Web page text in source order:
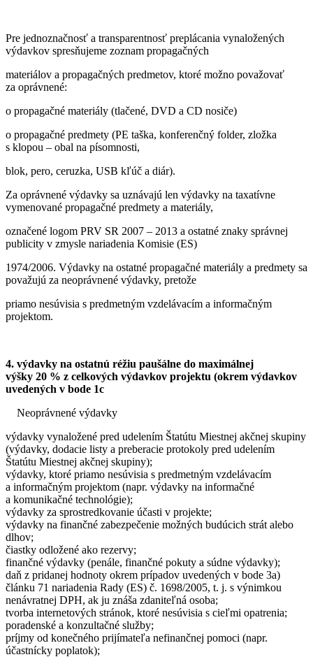
Pre jednoznačnosť a transparentnosť preplácania vynaložených
výdavkov spresňujeme zoznam propagačných
materiálov a propagačných predmetov, ktoré možno považovať
za oprávnené:
o propagačné materiály (tlačené, DVD a CD nosiče)
o propagačné predmety (PE taška, konferenčný folder, zložka
s klopou – obal na písomnosti,
blok, pero, ceruzka, USB kľúč a diár).
Za oprávnené výdavky sa uznávajú len výdavky na taxatívne
vymenované propagačné predmety a materiály,
označené logom PRV SR 2007 – 2013 a ostatné znaky správnej
publicity v zmysle nariadenia Komisie (ES)
1974/2006. Výdavky na ostatné propagačné materiály a predmety sa
považujú za neoprávnené výdavky, pretože
priamo nesúvisia s predmetným vzdelávacím a informačným
projektom.
4. výdavky na ostatnú réžiu paušálne do maximálnej
výšky 20 % z celkových výdavkov projektu (okrem výdavkov
uvedených v bode 1c
Neoprávnené výdavky
výdavky vynaložené pred udelením Štatútu Miestnej akčnej skupiny
(výdavky, dodacie listy a preberacie protokoly pred udelením
Štatútu Miestnej akčnej skupiny);
výdavky, ktoré priamo nesúvisia s predmetným vzdelávacím
a informačným projektom (napr. výdavky na informačné
a komunikačné technológie);
výdavky za sprostredkovanie účasti v projekte;
výdavky na finančné zabezpečenie možných budúcich strát alebo
dlhov;
čiastky odložené ako rezervy;
finančné výdavky (penále, finančné pokuty a súdne výdavky);
daň z pridanej hodnoty okrem prípadov uvedených v bode 3a)
článku 71 nariadenia Rady (ES) č. 1698/2005, t. j. s výnimkou
nenávratnej DPH, ak ju znáša zdaniteľná osoba;
tvorba internetových stránok, ktoré nesúvisia s cieľmi opatrenia;
poradenské a konzultačné služby;
príjmy od konečného prijímateľa nefinančnej pomoci (napr.
účastnícky poplatok);